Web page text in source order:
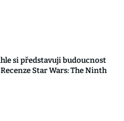
si představuji budoucnost
Star Wars: The Ninth